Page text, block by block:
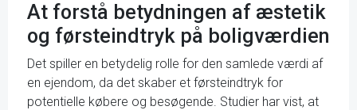
At forstå betydningen af æstetik
og førsteindtryk på boligværdien
Det spiller en betydelig rolle for den samlede værdi af
en ejendom, da det skaber et førsteindtryk for
potentielle købere og besøgende. Studier har vist, at